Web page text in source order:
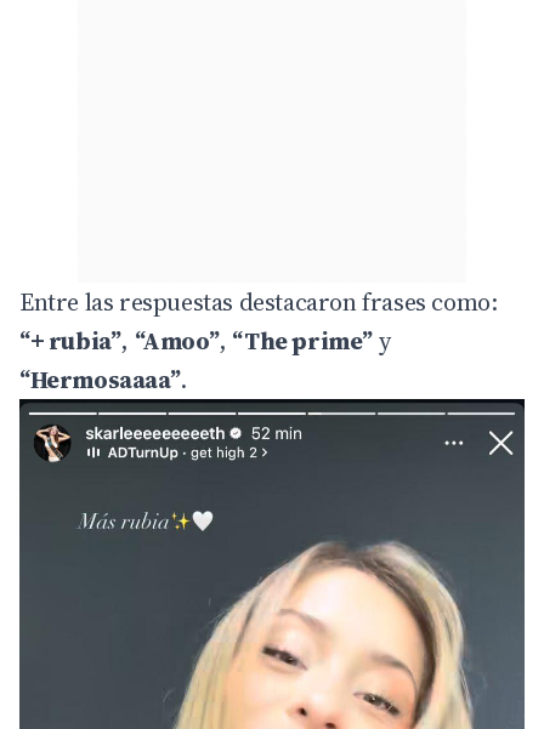
Entre las respuestas destacaron frases como:
“+ rubia”, “Amoo”, “The prime”y
“Hermosaaaa”.